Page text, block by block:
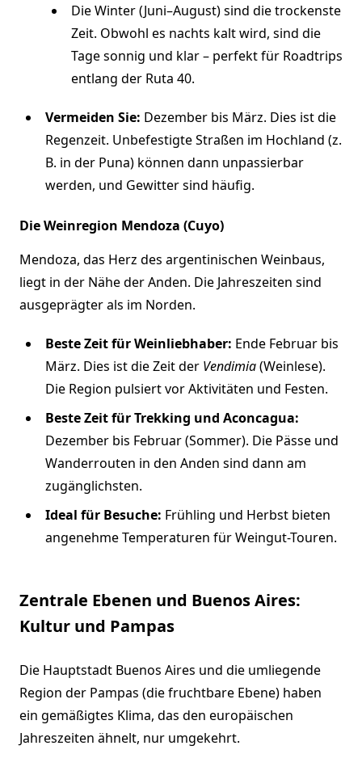
Die Winter (Juni–August) sind die trockenste
Zeit. Obwohl es nachts kalt wird, sind die
Tage sonnig und klar – perfekt für Roadtrips
entlang der Ruta 40.
Vermeiden Sie: Dezember bis März. Dies ist die
Regenzeit. Unbefestigte Straßen im Hochland (z.
B. in der Puna) können dann unpassierbar
werden, und Gewitter sind häufig.
Die Weinregion Mendoza (Cuyo)
Mendoza, das Herz des argentinischen Weinbaus,
liegt in der Nähe der Anden. Die Jahreszeiten sind
ausgeprägter als im Norden.
Beste Zeit für Weinliebhaber: Ende Februar bis
März. Dies ist die Zeit der Vendimia(Weinlese).
Die Region pulsiert vor Aktivitäten und Festen.
Beste Zeit für Trekking und Aconcagua:
Dezember bis Februar (Sommer). Die Pässe und
Wanderrouten in den Anden sind dann am
zugänglichsten.
Ideal für Besuche: Frühling und Herbst bieten
angenehme Temperaturen für Weingut-Touren.
Zentrale Ebenen und Buenos Aires:
Kultur und Pampas
Die Hauptstadt Buenos Aires und die umliegende
Region der Pampas (die fruchtbare Ebene) haben
ein gemäßigtes Klima, das den europäischen
Jahreszeiten ähnelt, nur umgekehrt.